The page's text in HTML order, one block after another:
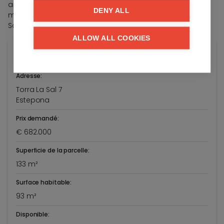
améliorer la qualité de vie, en faisant de lui une véritable
marque de style de vie raffiné et luxueux sur la Costa del
Sol.
Général
Adresse:
Torra La Sal 7
Estepona
Prix demandé:
€ 682.000
Superficie de la parcelle:
133 m²
Surface habitable:
93 m²
Disponible:
DENY ALL
ALLOW ALL COOKIES